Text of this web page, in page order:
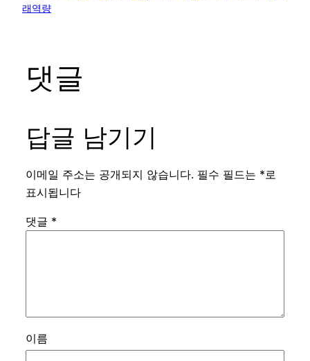
래역량
댓글
답글 남기기
이메일 주소는 공개되지 않습니다. 필수 필드는 *로
표시됩니다
댓글 *
이름